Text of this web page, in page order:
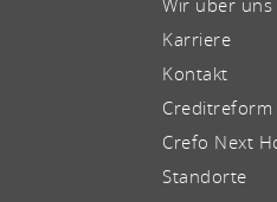
Karriere
Kontakt
Creditreform
Crefo Next
Standorte